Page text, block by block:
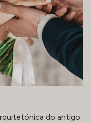
do antigo